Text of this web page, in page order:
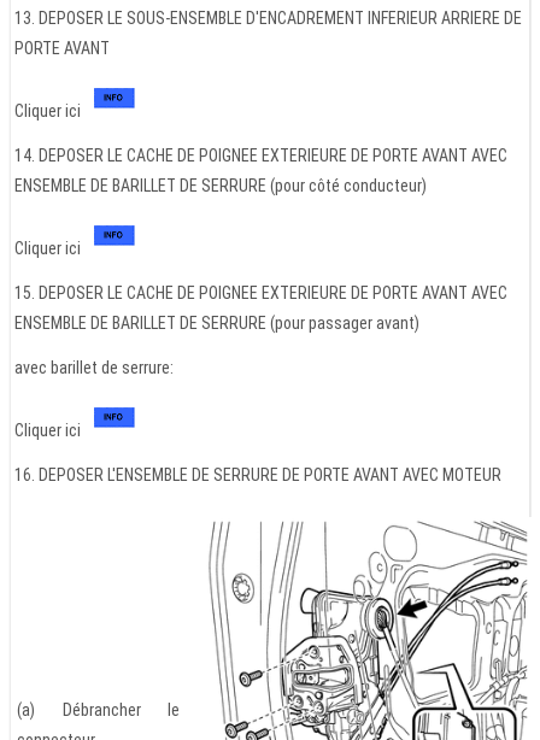
13. DEPOSER LE SOUS-ENSEMBLE D'ENCADREMENT INFERIEUR ARRIERE DE
PORTE AVANT
Cliquer ici
14. DEPOSER LE CACHE DE POIGNEE EXTERIEURE DE PORTE AVANT AVEC
ENSEMBLE DE BARILLET DE SERRURE (pour côté conducteur)
Cliquer ici
15. DEPOSER LE CACHE DE POIGNEE EXTERIEURE DE PORTE AVANT AVEC
ENSEMBLE DE BARILLET DE SERRURE (pour passager avant)
avec barillet de serrure:
Cliquer ici
16. DEPOSER L'ENSEMBLE DE SERRURE DE PORTE AVANT AVEC MOTEUR
(a) Débrancher le